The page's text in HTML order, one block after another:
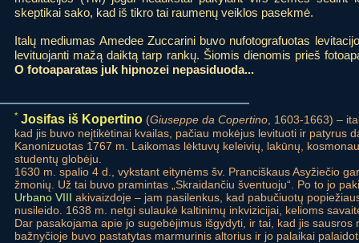
skeptikai sako, kad iš tikro tai raumenų veiklos pasekmė.
Italų mediumas Amedee Zuccarini buvo nufotografuotas
levituojanti mažą daiktą tarp rankų. Šiomis dienomis prieš
O fotoaparatas juk hipnozei nepasiduoda...
* Josifas iš Kopertino (Giuseppe da Copertino , 1603-1663) –
kad jis buvo neįtikėtinai kvailas, pačiau mokėjus levituoti ir patyrus
Kanonizuotas 1767 m. Laikomas lėktuvų keleivių, lakūnų,
studentų globėju.
1630 m. spalio 4 d., vykstant eitynėms šv. Pranciškaus Asyžiečio
žmonių. Už tai buvo pramintas „Skraidančiu šventuoju“. Po to jo
Urbano VIII akivaizdoje – jam pasilenkus, kad pabučiuotų
nusileido. 1638 m. netgi sulaukė kaltinimų inkvizicijai, kelioms
Dar pasakojama apie jo sugebėjimus išgydyti, ir tai, kad jis
bažnyčioje buvo pastatytas marmurinis altorius ir jo palaikai